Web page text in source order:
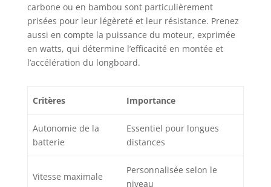
carbone ou en bambou sont particulièrement
prisées pour leur légèreté et leur résistance. Prenez
aussi en compte la puissance du moteur, exprimée
en watts, qui détermine l’efficacité en montée et
l’accélération du longboard.
Critères Importance
Autonomie de la
batterie
Essentiel pour longues
distances
Vitesse maximale
Personnalisée selon le
niveau